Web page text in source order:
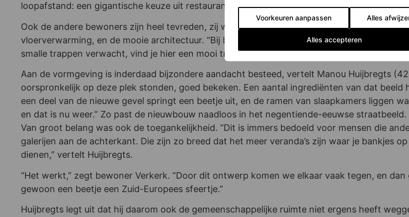
Voorkeuren aanpassen Alles
Alles accepteren
loopafstand: een gigantische keuze uit restaurants en winkels, en natuurlijk de Albert
Ook de andere bewoners zijn heel tevreden, zij waarderen hun huis met maar liefst
vloerverwarming, en de mooie architectuur. “Bij binnenkomst is het al meteen raak: on-
smalle trappen verwacht, vind je hier een mooi trappenhuis en ruime liften.”
Aan de vormgeving is inderdaad bijzondere aandacht besteed, vertelt Manou Huijbregts
oorspronkelijk op deze plek stonden, goed bekeken. Een aantal ingrediënten van dat
een deel van de nieuwe gevel springt een beetje uit, en de ramen van slaapkamers liggen
en dat is nu weer.” Zo past de nieuwbouw naadloos in het negentiende-eeuwse straatbeeld.
Van groot belang was ook de toegankelijkheid. “Dit is immers bedoeld voor mensen die
galerijen aan de achterkant. Die zijn zo breed dat het meer veranda’s zijn waar je bankjes
dienen,” vertelt Huijbregts.
“Het werkt,” zegt bewoner Verkerk. “Door dit ontwerp komen we elkaar vaak tegen, en
gewoon een beetje een Zuid-Europees sfeertje.”
Huijbregts legt uit dat hij daarom ook de gemeenschappelijke ruimte niet ergens heeft